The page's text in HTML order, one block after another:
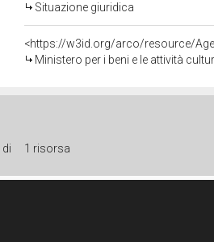
Situazione giuridica
<https://w3id.org/arco/resource/
Ministero per i beni e le attività
di 1 risorsa